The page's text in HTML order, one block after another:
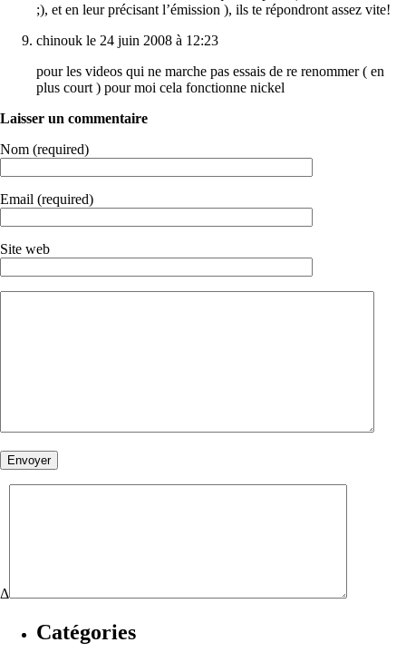
;), et en leur précisant l’émission ), ils te répondront assez vite!
chinouk le 24 juin 2008 à 12:23
pour les videos qui ne marche pas essais de re renommer ( en
plus court ) pour moi cela fonctionne nickel
Laisser un commentaire
Nom (required)
Email (required)
Site web
Δ
Catégories